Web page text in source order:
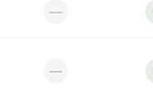
—
—